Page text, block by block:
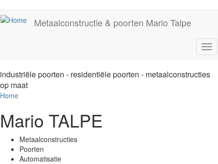
en
naar
Metaalconstructie & poorten Mario Talpe
industriële poorten - residentiële poorten - metaalconstructies
op maat
Home
Mario TALPE
Metaalconstructies
Poorten
Automatisatie